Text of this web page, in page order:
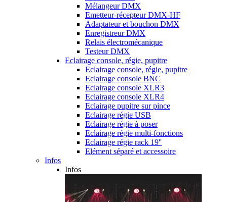
Mélangeur DMX
Emetteur-récepteur DMX-HF
Adaptateur et bouchon DMX
Enregistreur DMX
Relais électromécanique
Testeur DMX
Eclairage console, régie, pupitre
Eclairage console, régie, pupitre
Eclairage console BNC
Eclairage console XLR3
Eclairage console XLR4
Eclairage pupitre sur pince
Eclairage régie USB
Eclairage régie à poser
Eclairage régie multi-fonctions
Eclairage régie rack 19''
Elément séparé et accessoire
Infos
Infos